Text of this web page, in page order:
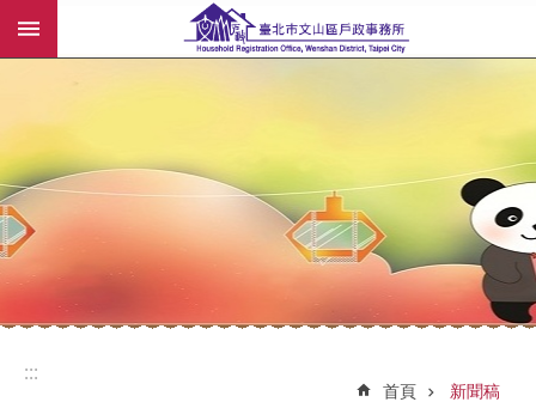
跳到主要內容區塊
:::
:::
首頁 新聞稿